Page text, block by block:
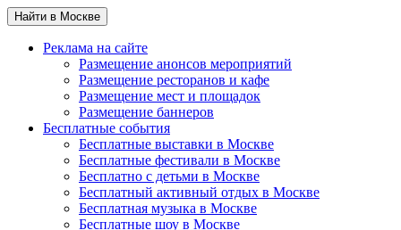
Найти в Москве
Реклама на сайте
Размещение анонсов мероприятий
Размещение ресторанов и кафе
Размещение мест и площадок
Размещение баннеров
Бесплатные события
Бесплатные выставки в Москве
Бесплатные фестивали в Москве
Бесплатно с детьми в Москве
Бесплатный активный отдых в Москве
Бесплатная музыка в Москве
Бесплатные шоу в Москве